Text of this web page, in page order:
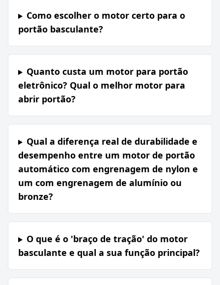
Como escolher o motor certo para o
portão basculante?
Quanto custa um motor para portão
eletrônico? Qual o melhor motor para
abrir portão?
Qual a diferença real de durabilidade e
desempenho entre um motor de portão
automático com engrenagem de nylon e
um com engrenagem de alumínio ou
bronze?
O que é o 'braço de tração' do motor
basculante e qual a sua função principal?